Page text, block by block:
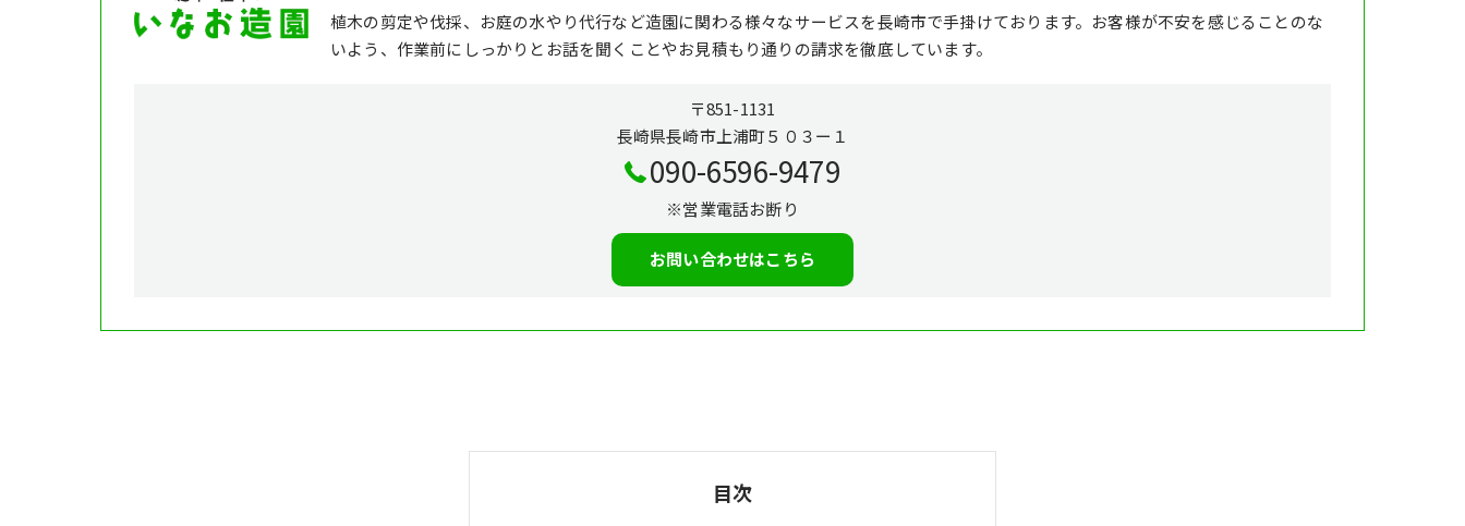
植木の剪定や伐採、お庭の水やり代行など造園に関わる様々なサービスを長崎市で手掛けております。お客様が不安を感じることのな
いよう、作業前にしっかりとお話を聞くことやお見積もり通りの請求を徹底しています。
〒851-1131
長崎県長崎市上浦町５０３ー１
090-6596-9479
※営業電話お断り
お問い合わせはこちら
目次